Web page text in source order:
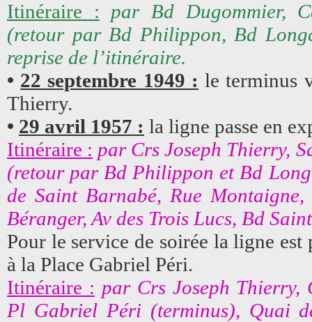
Itinéraire :
par Bd Dugommier,
(retour par Bd Philippon, Bd
reprise de l’itinéraire.
• 22 septembre 1949 : le terminus
Thierry.
• 29 avril 1957 : la ligne passe en
Itinéraire : par Crs Joseph Thierry,
(retour par Bd Philippon et Bd
de Saint Barnabé, Rue
Béranger, Av des Trois Lucs, Bd
Pour le service de soirée la ligne
à la Place Gabriel Péri.
Itinéraire : par Crs Joseph Thierry,
Pl Gabriel Péri (terminus), Quai